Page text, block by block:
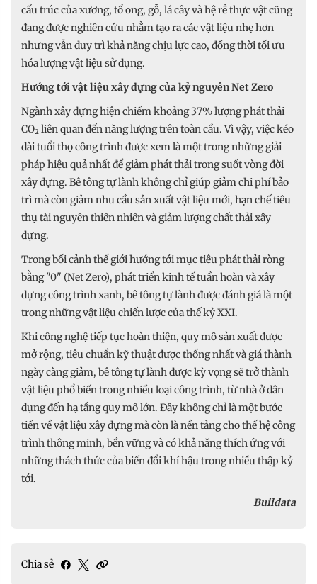
cấu trúc của xương, tổ ong, gỗ, lá cây và hệ rễ thực vật cũng
đang được nghiên cứu nhằm tạo ra các vật liệu nhẹ hơn
nhưng vẫn duy trì khả năng chịu lực cao, đồng thời tối ưu
hóa lượng vật liệu sử dụng.
Hướng tới vật liệu xây dựng của kỷ nguyên Net Zero
Ngành xây dựng hiện chiếm khoảng 37% lượng phát thải
CO₂ liên quan đến năng lượng trên toàn cầu. Vì vậy, việc kéo
dài tuổi thọ công trình được xem là một trong những giải
pháp hiệu quả nhất để giảm phát thải trong suốt vòng đời
xây dựng. Bê tông tự lành không chỉ giúp giảm chi phí bảo
trì mà còn giảm nhu cầu sản xuất vật liệu mới, hạn chế tiêu
thụ tài nguyên thiên nhiên và giảm lượng chất thải xây
dựng.
Trong bối cảnh thế giới hướng tới mục tiêu phát thải ròng
bằng "0" (Net Zero), phát triển kinh tế tuần hoàn và xây
dựng công trình xanh, bê tông tự lành được đánh giá là một
trong những vật liệu chiến lược của thế kỷ XXI.
Khi công nghệ tiếp tục hoàn thiện, quy mô sản xuất được
mở rộng, tiêu chuẩn kỹ thuật được thống nhất và giá thành
ngày càng giảm, bê tông tự lành được kỳ vọng sẽ trở thành
vật liệu phổ biến trong nhiều loại công trình, từ nhà ở dân
dụng đến hạ tầng quy mô lớn. Đây không chỉ là một bước
tiến về vật liệu xây dựng mà còn là nền tảng cho thế hệ công
trình thông minh, bền vững và có khả năng thích ứng với
những thách thức của biến đổi khí hậu trong nhiều thập kỷ
tới.
Buildata
Chia sẻ